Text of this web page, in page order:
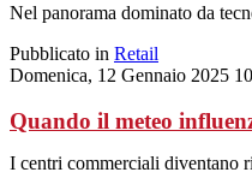
Nel panorama dominato da
Pubblicato in Retail
Domenica, 12 Gennaio 2025
Quando il meteo
I centri commerciali diventano